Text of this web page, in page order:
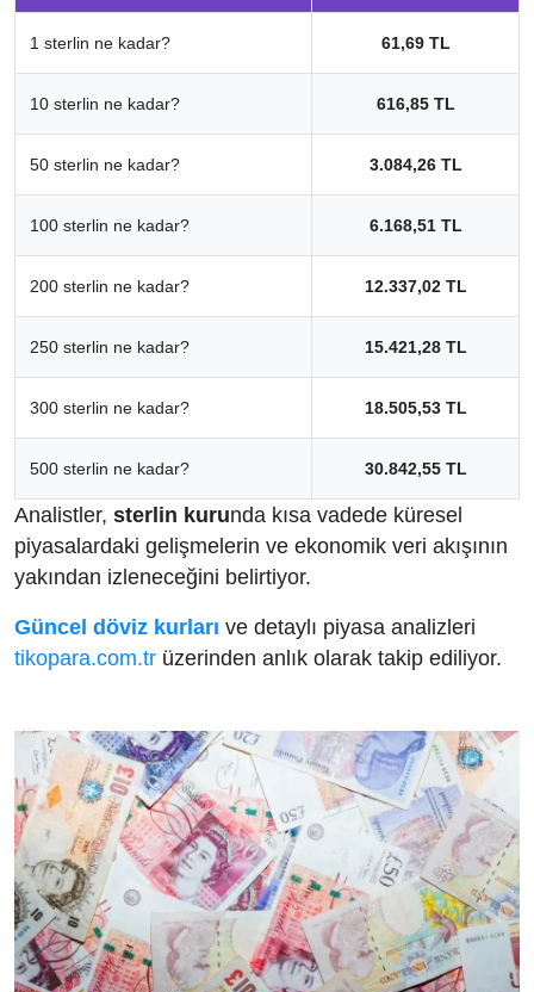
1 sterlin ne kadar? 61,69 TL
10 sterlin ne kadar? 616,85 TL
50 sterlin ne kadar? 3.084,26 TL
100 sterlin ne kadar? 6.168,51 TL
200 sterlin ne kadar? 12.337,02 TL
250 sterlin ne kadar? 15.421,28 TL
300 sterlin ne kadar? 18.505,53 TL
500 sterlin ne kadar? 30.842,55 TL
Analistler, sterlin kurunda kısa vadede küresel
piyasalardaki gelişmelerin ve ekonomik veri akışının
yakından izleneceğini belirtiyor.
Güncel döviz kurları ve detaylı piyasa analizleri
tikopara.com.tr üzerinden anlık olarak takip ediliyor.